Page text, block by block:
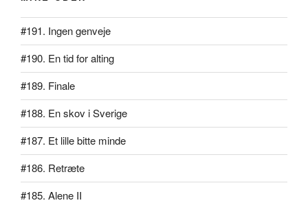
#191. Ingen genveje
#190. En tid for alting
#189. Finale
#188. En skov i Sverige
#187. Et lille bitte minde
#186. Retræte
#185. Alene II